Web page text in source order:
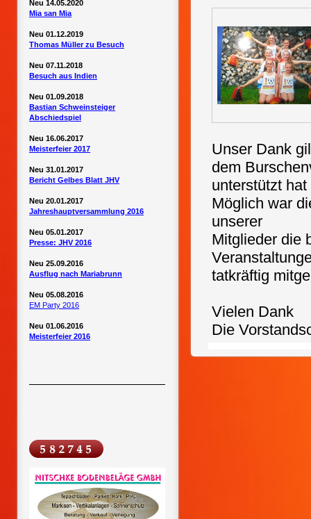
Neu 14.05.2020
Mia san Mia
Neu 01.12.2019
Thomas Müller zu Besuch
Neu 07.11.2018
Besuch aus Indien
Neu 01.09.2018
Bastian Schweinsteiger
Abschiedspiel
Neu 16.06.2017
Meisterfeier 2017
Neu 31.01.2017
Bericht Gelbes Blatt JHV
Neu 20.01.2017
Jahreshauptversammlung 2016
Neu 05.01.2017
Presse: JHV 2016
Neu 25.09.2016
Ausflug nach Mariabrunn
Neu 05.08.2016
EM Party 2016
Neu 01.06.2016
Meisterfeier 2016
Unser Dank
dem
unterstützt hat
Möglich war
unserer
Mitglieder die
tatkräftig
Vielen Dank
Die